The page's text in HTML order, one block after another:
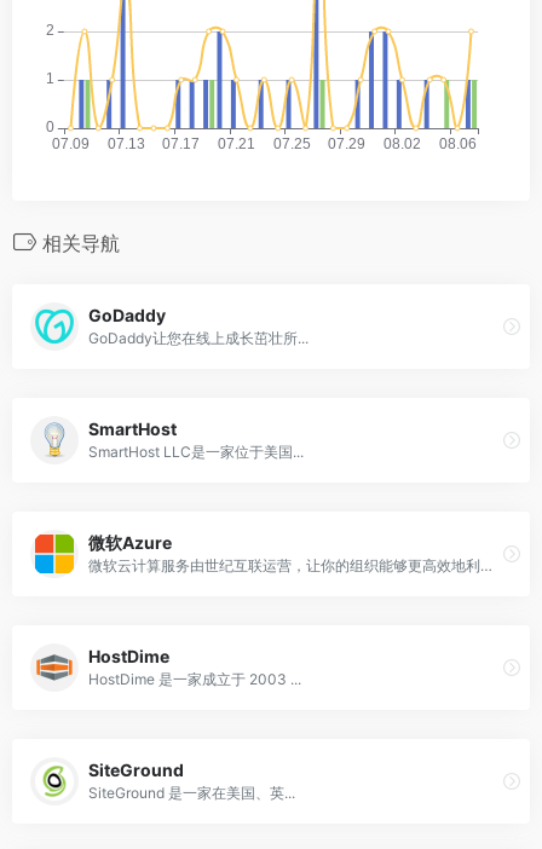
相关导航
GoDaddy
GoDaddy让您在线上成长茁壮所...
SmartHost
SmartHost LLC是一家位于美国...
微软Azure
微软云计算服务由世纪互联运营，让你的组织能够更高效地利用 Microsoft Azure 灵活的开放式云计算平台。
HostDime
HostDime 是一家成立于 2003 ...
SiteGround
SiteGround 是一家在美国、英...